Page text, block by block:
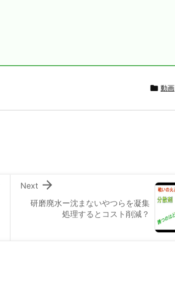
 動画
研磨廃水ー沈まないやつらを凝集
処理するとコスト削減？

Next